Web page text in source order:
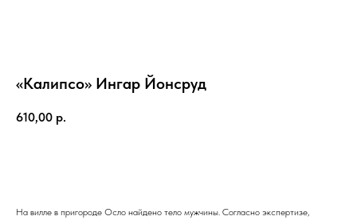
«Калипсо» Ингар Йонсруд
610,00 р.
На вилле в пригороде Осло найдено тело мужчины. Согласно экспертизе,